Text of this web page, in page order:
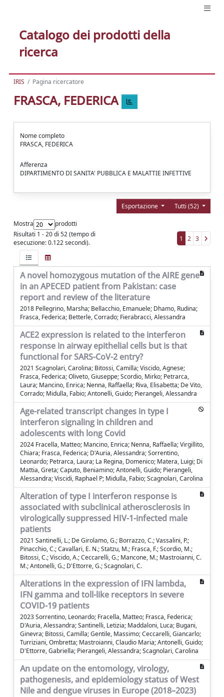
Catalogo dei prodotti della
ricerca
IRIS Pagina ricercatore
FRASCA, FEDERICA
Nome completo
FRASCA, FEDERICA
Afferenza
DIPARTIMENTO DI SANITA' PUBBLICA E MALATTIE INFETTIVE
Tutti (52)
Esportazione
Mostra
prodotti
Risultati 1 - 20 di 52 (tempo di
esecuzione: 0.122 secondi).
1 2 3
A novel homozygous mutation of the AIRE gene
in an APECED patient from Pakistan: case
report and review of the literature
2018 Pellegrino, Marsha; Bellacchio, Emanuele; Dhamo, Rudina;
Frasca, Federica; Betterle, Corrado; Fierabracci, Alessandra
ACE2 expression is related to the interferon
response in airway epithelial cells but is that
functional for SARS-CoV-2 entry?
2021 Scagnolari, Carolina; Bitossi, Camilla; Viscido, Agnese;
Frasca, Federica; Oliveto, Giuseppe; Scordio, Mirko; Petrarca,
Laura; Mancino, Enrica; Nenna, Raffaella; Riva, Elisabetta; De Vito,
Corrado; Midulla, Fabio; Antonelli, Guido; Pierangeli, Alessandra
Age-related transcript changes in type I
interferon signaling in children and
adolescents with long Covid
2024 Fracella, Matteo; Mancino, Enrica; Nenna, Raffaella; Virgillito,
Chiara; Frasca, Federica; D'Auria, Alessandra; Sorrentino,
Leonardo; Petrarca, Laura; La Regina, Domenico; Matera, Luigi; Di
Mattia, Greta; Caputo, Beniamino; Antonelli, Guido; Pierangeli,
Alessandra; Viscidi, Raphael P; Midulla, Fabio; Scagnolari, Carolina
Alteration of type I interferon response is
associated with subclinical atherosclerosis in
virologically suppressed HIV-1-infected male
patients
2021 Santinelli, L.; De Girolamo, G.; Borrazzo, C.; Vassalini, P.;
Pinacchio, C.; Cavallari, E. N.; Statzu, M.; Frasca, F.; Scordio, M.;
Bitossi, C.; Viscido, A.; Ceccarelli, G.; Mancone, M.; Mastroianni, C.
M.; Antonelli, G.; D'Ettorre, G.; Scagnolari, C.
Alterations in the expression of IFN lambda,
IFN gamma and toll-like receptors in severe
COVID-19 patients
2023 Sorrentino, Leonardo; Fracella, Matteo; Frasca, Federica;
D'Auria, Alessandra; Santinelli, Letizia; Maddaloni, Luca; Bugani,
Ginevra; Bitossi, Camilla; Gentile, Massimo; Ceccarelli, Giancarlo;
Turriziani, Ombretta; Mastroianni, Claudio Maria; Antonelli, Guido;
D'Ettorre, Gabriella; Pierangeli, Alessandra; Scagnolari, Carolina
An update on the entomology, virology,
pathogenesis, and epidemiology status of West
Nile and dengue viruses in Europe (2018–2023)